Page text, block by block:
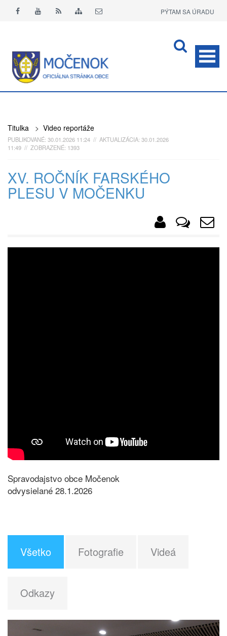
PÝTAM SA ÚRADU
Titulka > Video reportáže
PUBLIKOVANÉ: 30.01.2026 11:24 // AKTUALIZÁCIA: 30.01.2026
11:49 // ZOBRAZENÉ: 1393
XV. ROČNÍK FARSKÉHO
PLESU V MOČENKU
Spravodajstvo obce Močenok
odvysielané 28.1.2026
Všetko Fotografie Videá
Odkazy